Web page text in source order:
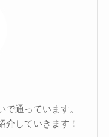
で通っています。
介していきます！